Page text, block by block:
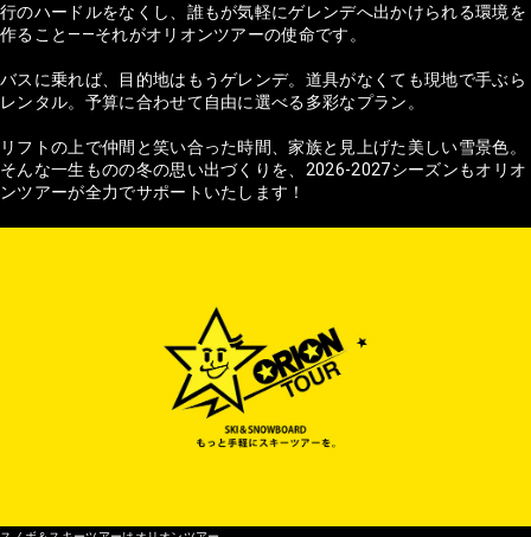
行のハードルをなくし、誰もが気軽にゲレンデへ出かけられる環境を
作ること——それがオリオンツアーの使命です。
バスに乗れば、目的地はもうゲレンデ。道具がなくても現地で手ぶら
レンタル。予算に合わせて自由に選べる多彩なプラン。
リフトの上で仲間と笑い合った時間、家族と見上げた美しい雪景色。
そんな一生ものの冬の思い出づくりを、2026-2027シーズンもオリオ
ンツアーが全力でサポートいたします！